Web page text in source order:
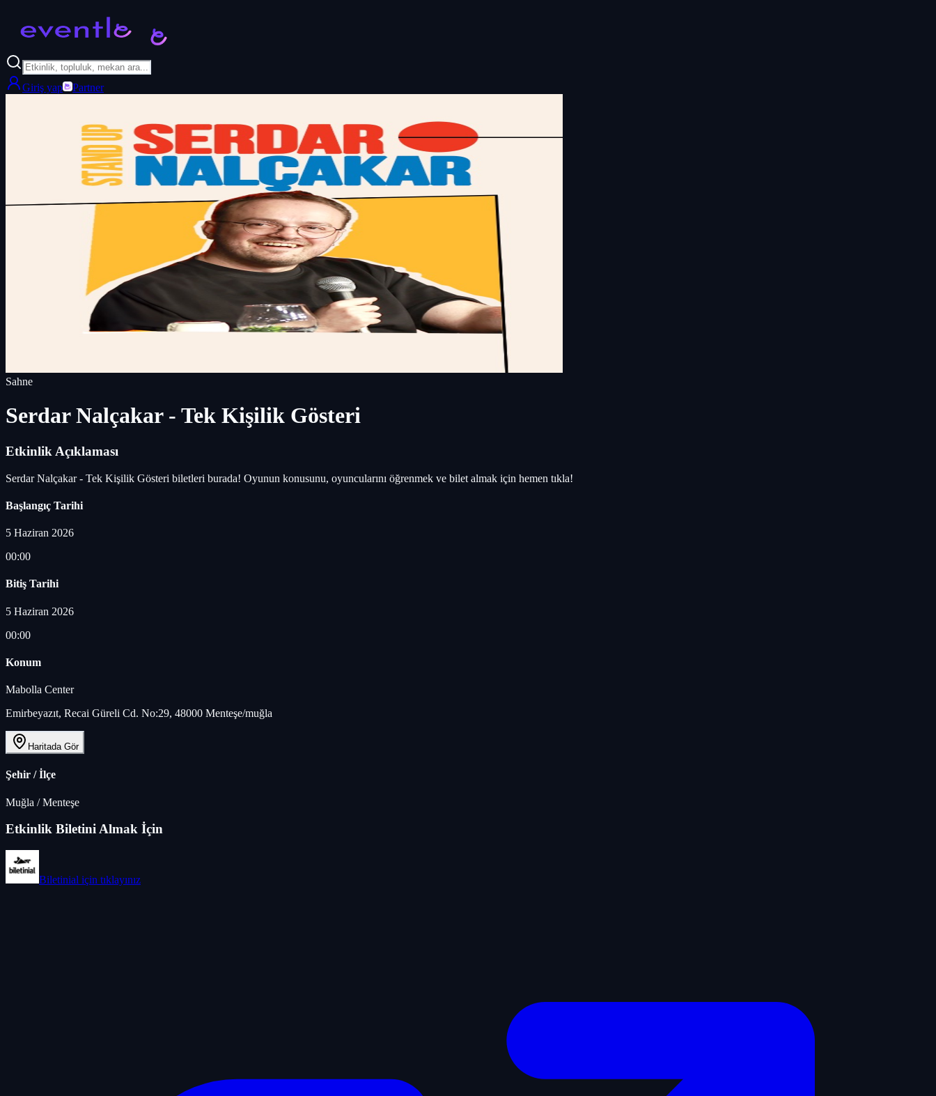
Giriş yap Partner
Sahne
Serdar Nalçakar - Tek Kişilik Gösteri
Etkinlik Açıklaması
Serdar Nalçakar - Tek Kişilik Gösteri biletleri burada! Oyunun konusunu, oyuncularını öğrenmek ve bilet almak için hemen tıkla!
Başlangıç Tarihi
5 Haziran 2026
00:00
Bitiş Tarihi
5 Haziran 2026
00:00
Konum
Mabolla Center
Emirbeyazıt, Recai Güreli Cd. No:29, 48000 Menteşe/muğla
Haritada Gör
Şehir / İlçe
Muğla /Menteşe
Etkinlik Biletini Almak İçin
Biletinial için tıklayınız